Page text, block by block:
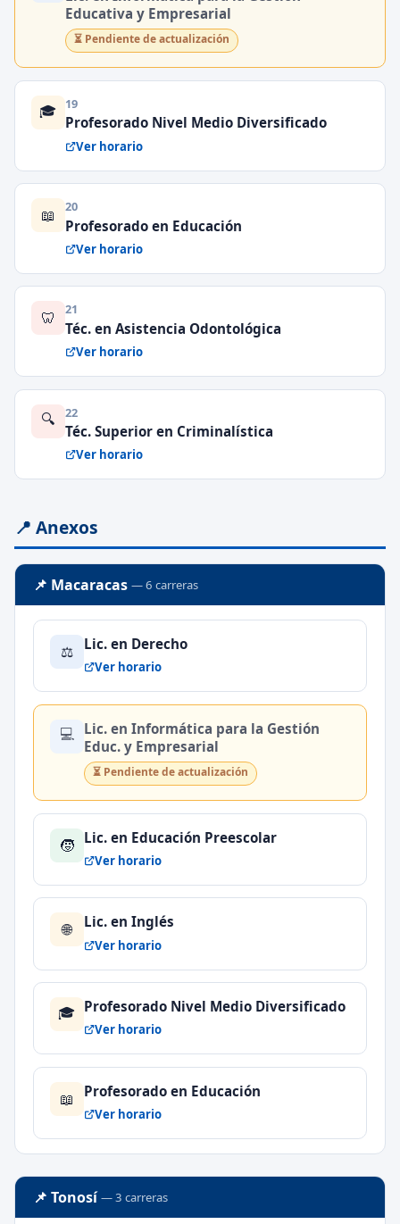
Educativa y Empresarial
⏳ Pendiente de actualización
🎓 19
Profesorado Nivel Medio Diversificado
Ver horario
📖 20
Profesorado en Educación
Ver horario
🦷 21
Téc. en Asistencia Odontológica
Ver horario
🔍 22
Téc. Superior en Criminalística
Ver horario
📍 Anexos
📌 Macaracas — 6 carreras
⚖️ Lic. en Derecho
Ver horario
💻
Lic. en Informática para la Gestión
Educ. y Empresarial
⏳ Pendiente de actualización
🧒 Lic. en Educación Preescolar
Ver horario
🌐 Lic. en Inglés
Ver horario
🎓 Profesorado Nivel Medio Diversificado
Ver horario
📖 Profesorado en Educación
Ver horario
📌 Tonosí — 3 carreras